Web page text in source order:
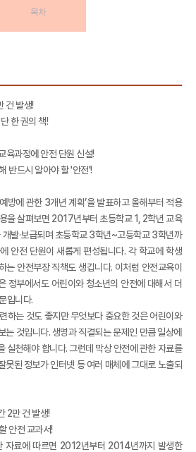
목차
건 발생!
한 권의 책!
육과정에 안전 단원 신설!
반드시 알아야 할 '안전'!
방에 관한 3개년 계획’을 발표하고 올해부터 적용
을 살펴보면 2017년부터 초등학교 1, 2학년 교육
개발·보급되며 초등학교 3학년~고등학교 3학년까
안전 단원이 새롭게 편성됩니다. 각 학교에 학생
는 안전부장 직책도 생깁니다. 이처럼 안전교육이
정부에서도 어린이와 청소년의 안전에 대해서 더
입니다.
하는 것도 좋지만 무엇보다 중요한 것은 어린이와
는 것입니다. 생명과 직결되는 문제인 만큼 일상에
실천해야 합니다. 그런데 막상 안전에 관한 자료를
못된 정보가 인터넷 등 여러 매체에 그대로 노출되
2만 건 발생!
안전 교과서!
자료에 따르면 2012년부터 2014년까지 발생한